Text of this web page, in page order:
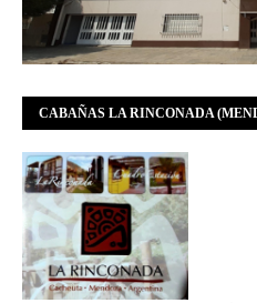
CABAÑAS LA RINCONADA